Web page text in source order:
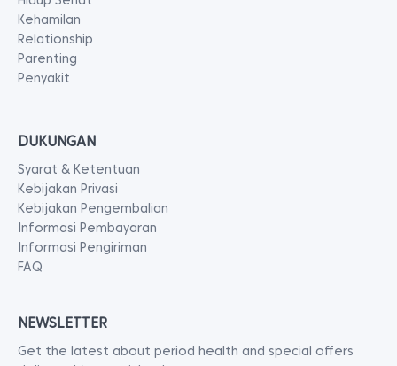
Kehamilan
Relationship
Parenting
Penyakit
DUKUNGAN
Syarat & Ketentuan
Kebijakan Privasi
Kebijakan Pengembalian
Informasi Pembayaran
Informasi Pengiriman
FAQ
NEWSLETTER
Get the latest about period health and special offers